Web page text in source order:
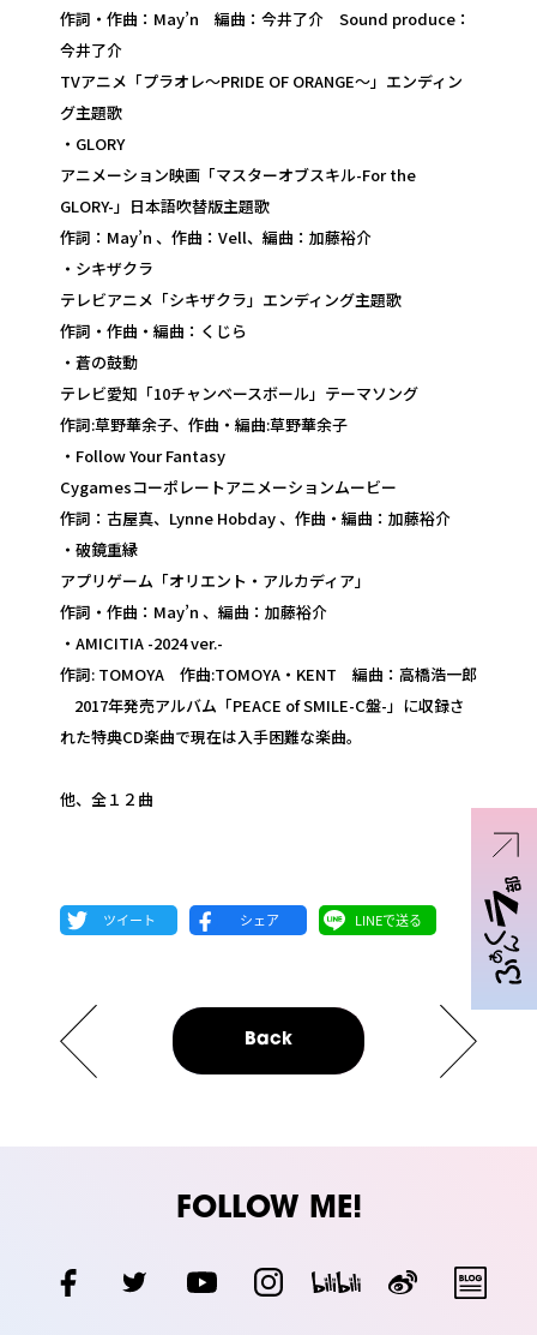
作詞・作曲：May’n 編曲：今井了介 Sound produce：
今井了介
TVアニメ「プラオレ〜PRIDE OF ORANGE〜」エンディン
グ主題歌
・GLORY
アニメーション映画「マスターオブスキル-For the
GLORY-」日本語吹替版主題歌
作詞：May’n 、作曲：Vell、編曲：加藤裕介
・シキザクラ
テレビアニメ「シキザクラ」エンディング主題歌
作詞・作曲・編曲：くじら
・蒼の鼓動
テレビ愛知「10チャンベースボール」テーマソング
作詞:草野華余子、作曲・編曲:草野華余子
・Follow Your Fantasy
Cygamesコーポレートアニメーションムービー
作詞：古屋真、Lynne Hobday 、作曲・編曲：加藤裕介
・破鏡重縁
アプリゲーム「オリエント・アルカディア」
作詞・作曲：May’n 、編曲：加藤裕介
・AMICITIA -2024 ver.-
作詞: TOMOYA 作曲:TOMOYA・KENT 編曲：高橋浩一郎
2017年発売アルバム「PEACE of SMILE-C盤-」に収録さ
れた特典CD楽曲で現在は入手困難な楽曲。
他、全１２曲
Back
FOLLOW ME!